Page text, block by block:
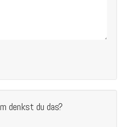
denkst du das?